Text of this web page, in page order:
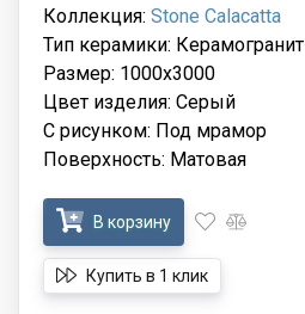
Коллекция: Stone Calacatta
Тип керамики: Керамогранит
Размер: 1000x3000
Цвет изделия: Серый
С рисунком: Под мрамор
Поверхность: Матовая
В корзину
Купить в 1 клик